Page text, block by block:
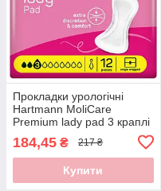
Прокладки урологічні
Hartmann MoliCare
Premium lady pad 3 краплі
184,45 ₴ 217 ₴
Купити